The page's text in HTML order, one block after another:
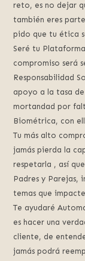
reto, es no dejar
también eres
pido que tu ética
Seré tu
compromiso será
Responsabilidad
apoyo a la tasa
mortandad por
Biométrica, con
Tu más alto
jamás pierda la
respetarla , así
Padres y Parejas,
temas que
Te ayudaré
es hacer una
cliente, de
jamás podrá